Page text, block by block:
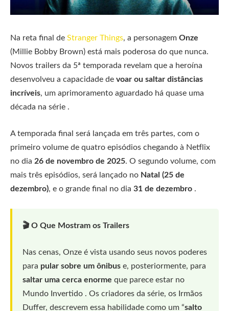
Na reta final de Stranger Things, a personagem Onze
(Millie Bobby Brown) está mais poderosa do que nunca.
Novos trailers da 5ª temporada revelam que a heroína
desenvolveu a capacidade de voar ou saltar distâncias
incríveis, um aprimoramento aguardado há quase uma
década na série .
A temporada final será lançada em três partes, com o
primeiro volume de quatro episódios chegando à Netflix
no dia 26 de novembro de 2025. O segundo volume, com
mais três episódios, será lançado no Natal (25 de
dezembro), e o grande final no dia 31 de dezembro .
🎬 O Que Mostram os Trailers
Nas cenas, Onze é vista usando seus novos poderes
para pular sobre um ônibus e, posteriormente, para
saltar uma cerca enorme que parece estar no
Mundo Invertido . Os criadores da série, os Irmãos
Duffer, descrevem essa habilidade como um “salto